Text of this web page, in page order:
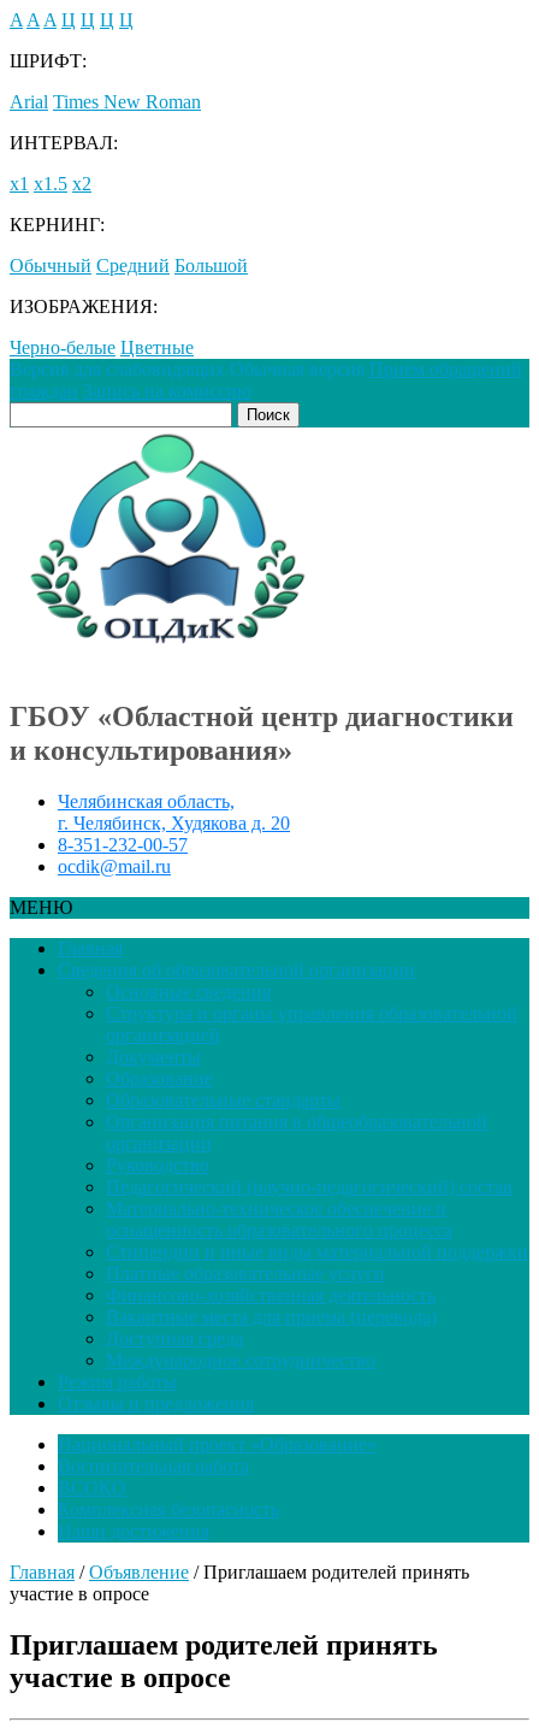
A A A Ц Ц Ц Ц
ШРИФТ:
Arial Times New Roman
ИНТЕРВАЛ:
х1 х1.5 х2
КЕРНИНГ:
Обычный Средний Большой
ИЗОБРАЖЕНИЯ:
Черно-белые Цветные
Версия для слабовидящих Обычная версия Прием обращений
граждан Запись на комиссию
ГБОУ «Областной центр диагностики
и консультирования»
Челябинская область,
г. Челябинск, Худякова д. 20
8-351-232-00-57
ocdik@mail.ru
МЕНЮ
Главная
Сведения об образовательной организации
Основные сведения
Структура и органы управления образовательной
организацией
Документы
Образование
Образовательные стандарты
Организация питания в общеобразовательной
организации
Руководство
Педагогический (научно-педагогический) состав
Материально-техническое обеспечение и
оснащенность образовательного процесса
Стипендии и иные виды материальной поддержки
Платные образовательные услуги
Финансово-хозяйственная деятельность
Вакантные места для приема (перевода)
Доступная среда
Международное сотрудничество
Режим работы
Отзывы и предложения
Национальный проект «Образование»
Воспитательная работа
ВСОКО
Комплексная безопасность
Наши достижения
Главная /Объявление /Приглашаем родителей принять
участие в опросе
Приглашаем родителей принять
участие в опросе